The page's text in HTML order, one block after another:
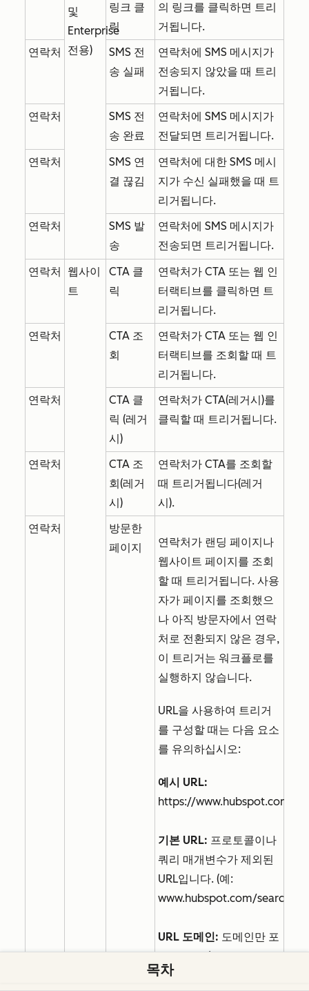
및
Enterprise
전용)
링크 클
릭
의 링크를 클릭하면 트리
거됩니다.
연락처
SMS 전
송 실패
연락처에 SMS 메시지가
전송되지 않았을 때 트리
거됩니다.
연락처
SMS 전
송 완료
연락처에 SMS 메시지가
전달되면 트리거됩니다.
연락처
SMS 연
결 끊김
연락처에 대한 SMS 메시
지가 수신 실패했을 때 트
리거됩니다.
연락처
SMS 발
송
연락처에 SMS 메시지가
전송되면 트리거됩니다.
연락처
웹사이
트
CTA 클
릭
연락처가 CTA 또는 웹 인
터랙티브를 클릭하면 트
리거됩니다.
연락처
CTA 조
회
연락처가 CTA 또는 웹 인
터랙티브를 조회할 때 트
리거됩니다.
연락처
CTA 클
릭 (레거
시)
연락처가 CTA(레거시)를
클릭할 때 트리거됩니다.
연락처
CTA 조
회(레거
시)
연락처가 CTA를 조회할
때 트리거됩니다(레거
시).
연락처
방문한
페이지
연락처가 랜딩 페이지나
웹사이트 페이지를 조회
할 때 트리거됩니다. 사용
자가 페이지를 조회했으
나 아직 방문자에서 연락
처로 전환되지 않은 경우,
이 트리거는 워크플로를
실행하지 않습니다.
URL을 사용하여 트리거
를 구성할 때는 다음 요소
를 유의하십시오:
예시 URL:
https://www.hubspot.com/
기본 URL: 프로토콜이나
쿼리 매개변수가 제외된
URL입니다. (예:
www.hubspot.com/search).
URL 도메인: 도메인만 포
함합니다. (예:
hubspot.com).
목차